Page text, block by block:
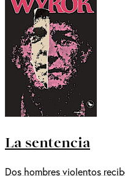
La sentencia
Dos hombres violentos